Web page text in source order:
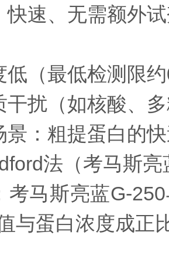
快速、无需额外
低（最低检测限
干扰（如核酸、
景：粗提蛋白的
法（考马斯亮
考马斯亮蓝G-
与蛋白浓度成正